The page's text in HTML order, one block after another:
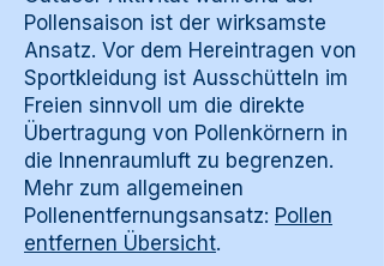
Pollensaison ist der wirksamste
Ansatz. Vor dem Hereintragen von
Sportkleidung ist Ausschütteln im
Freien sinnvoll um die direkte
Übertragung von Pollenkörnern in
die Innenraumluft zu begrenzen.
Mehr zum allgemeinen
Pollenentfernungsansatz: Pollen
entfernen Übersicht.